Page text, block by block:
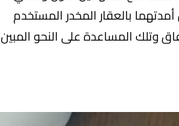
بالعقار المخدر المستخدم
وتلك المساعدة على النحو المبين